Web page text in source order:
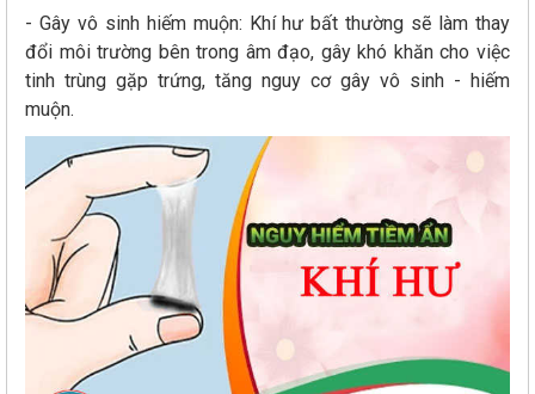
- Gây vô sinh hiếm muộn: Khí hư bất thường sẽ làm thay
đổi môi trường bên trong âm đạo, gây khó khăn cho việc
tinh trùng gặp trứng, tăng nguy cơ gây vô sinh - hiếm
muộn.